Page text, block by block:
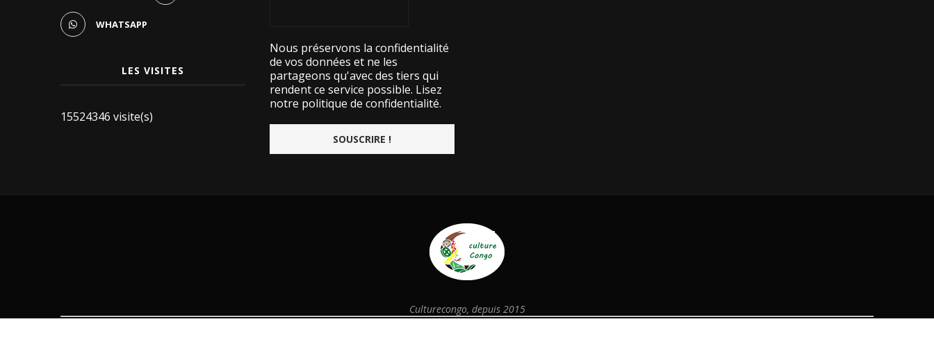
WHATSAPP
LES VISITES
15524346 visite(s)
Nous préservons la confidentialité
de vos données et ne les
partageons qu'avec des tiers qui
rendent ce service possible. Lisez
notre politique de confidentialité.
Culturecongo, depuis 2015